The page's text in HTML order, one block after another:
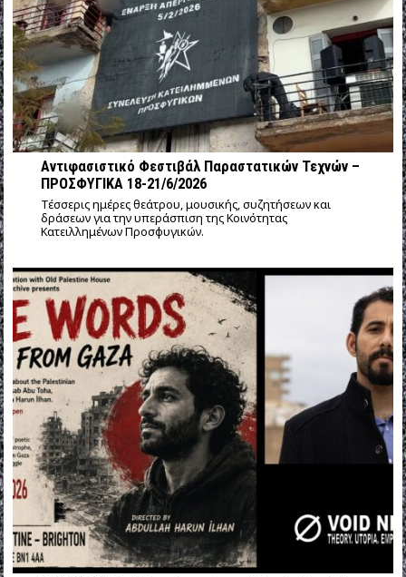
Αντιφασιστικό Φεστιβάλ Παραστατικών Τεχνών –
ΠΡΟΣΦΥΓΙΚΑ 18-21/6/2026
Τέσσερις ημέρες θεάτρου, μουσικής, συζητήσεων και
δράσεων για την υπεράσπιση της Κοινότητας
Κατειλλημένων Προσφυγικών.